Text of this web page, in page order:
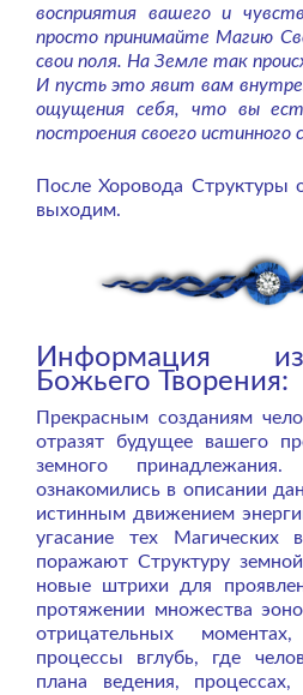
восприятия вашего и
просто принимайте Магию
свои поля. На Земле так
И пусть это явит вам
ощущения себя, что вы
построения своего истинного
После Хоровода Структуры
выходим.
Информация
Божьего Творения:
Прекрасным созданиям
отразят будущее вашего
земного принадлежания.
ознакомились в описании
истинным движением
угасание тех Магических
поражают Структуру
новые штрихи для
протяжении множества
отрицательных
процессы вглубь, где
плана ведения,